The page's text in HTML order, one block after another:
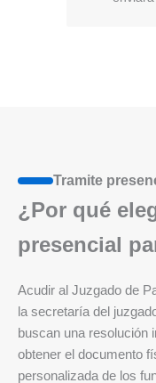
Tramite
¿Por qué
presencial
Acudir al Juzgado de
la secretaría del
buscan una resolución
obtener el documento
personalizada de los